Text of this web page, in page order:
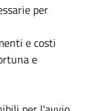
per
e costi
e